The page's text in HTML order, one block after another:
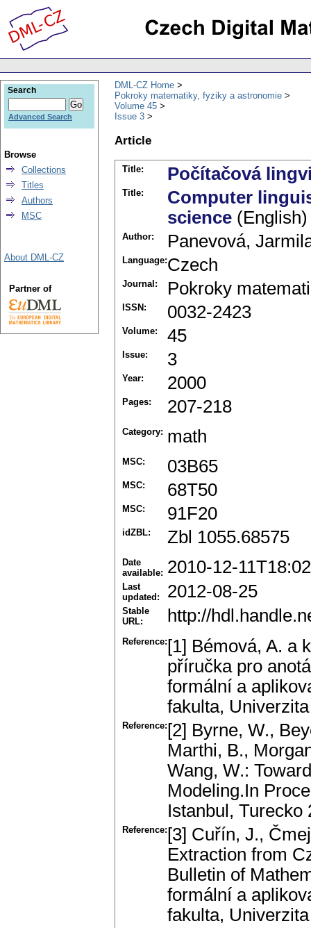
DML-CZ Home
Pokroky matematiky, fyziky a astronomie
Volume 45
Issue 3
Article
Title: Počítačová
Title:
Computer
science (English)
Author: Panevová,
Language:Czech
Journal: Pokroky
ISSN: 0032-2423
Volume: 45
Issue: 3
Year: 2000
Pages: 207-218
Category: math
MSC: 03B65
MSC: 68T50
MSC: 91F20
idZBL: Zbl 1055.68575
Date
available: 2010-12-
Last
updated:
2012-08-25
Stable
URL:
http://
Reference: [1] Bémová, A. a
příručka pro
formální a
fakulta,
Reference: [2] Byrne, W.,
Marthi, B.,
Wang, W.:
Modeling.In
Istanbul, Turecko
Reference: [3] Cuřín, J.,
Extraction from
Bulletin of
formální a
fakulta,
Search
Advanced Search
Browse
Collections
Titles
Authors
MSC
About DML-CZ
Partner of